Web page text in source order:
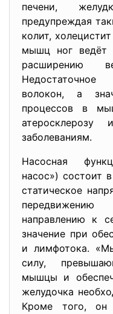
печени,
предупреждая
колит,
мышц ног ведёт
расширению
волокон, а
процессов в
заболеваниям.
Насосная
насос») состоит
статическое
направлению к
значение при
и лимфотока.
силу,
мышцы и
желудочка
Кроме того,